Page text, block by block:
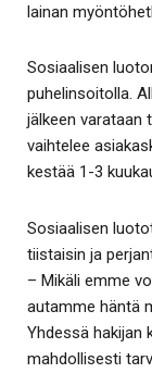
lainan
Sosiaalisen
puhelinsoitolla.
jälkeen varataan
vaihtelee
kestää 1-3
Sosiaalisen
tiistaisin ja
– Mikäli emme
autamme häntä
Yhdessä hakijan
mahdollisesti